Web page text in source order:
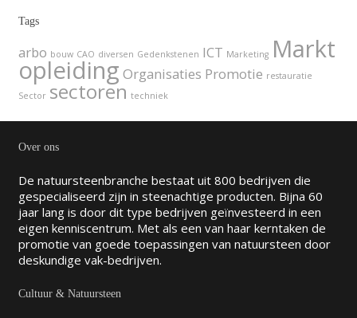
Tags
arbo bouw CAO diversen Gedenkstenen ICT Marketing Markt
opleiding Organisaties Promotie restauratie
Sector sectoren techniek
Over ons
De natuursteenbranche bestaat uit 800 bedrijven die
gespecialiseerd zijn in steenachtige producten. Bijna 60
jaar lang is door dit type bedrijven geïnvesteerd in een
eigen kenniscentrum. Met als een van haar kerntaken de
promotie van goede toepassingen van natuursteen door
deskundige vak-bedrijven.
Cultuur & Natuursteen